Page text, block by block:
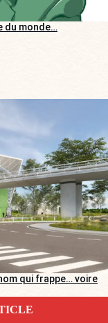
du monde…
qui frappe… voire